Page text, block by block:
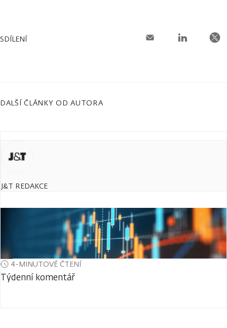
SDÍLENÍ
DALŠÍ ČLÁNKY OD AUTORA
J&T REDAKCE
4-MINUTOVÉ ČTENÍ
Týdenní komentář